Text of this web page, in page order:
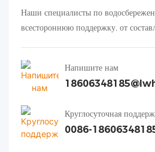
Наши специалисты по
всестороннюю поддержку, от
Напишите нам
Круглосуточная
0086-